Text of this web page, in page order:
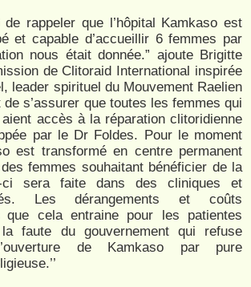
rappeler que l’hôpital Kamkaso est
et capable d’accueillir 6 femmes par
nous était donnée.” ajoute Brigitte
de Clitoraid International inspirée
leader spirituel du Mouvement Raelien
s’assurer que toutes les femmes qui
accès à la réparation clitoridienne
par le Dr Foldes. Pour le moment
est transformé en centre permanent
femmes souhaitant bénéficier de la
ci sera faite dans des cliniques et
Les dérangements et coûts
que cela entraine pour les patientes
faute du gouvernement qui refuse
de Kamkaso par pure